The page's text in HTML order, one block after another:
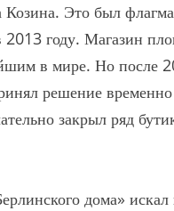
Это был
2013 году. Магазин
в мире. Но после
решение временно
закрыл ряд
дома»